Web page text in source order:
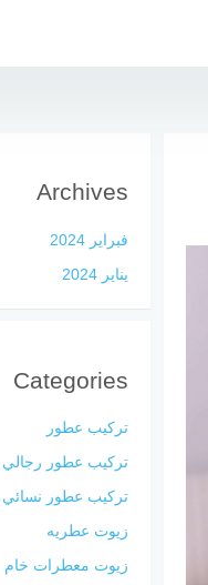
Archives
فبراير 2024
يناير 2024
Categories
تركيب عطور
تركيب عطور رجالي
تركيب عطور نسائي
زيوت عطريه
زيوت معطرات خام